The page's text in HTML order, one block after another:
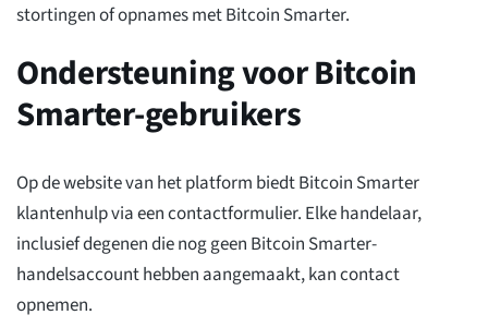
stortingen of opnames met Bitcoin Smarter.
Ondersteuning voor Bitcoin
Smarter-gebruikers
Op de website van het platform biedt Bitcoin Smarter
klantenhulp via een contactformulier. Elke handelaar,
inclusief degenen die nog geen Bitcoin Smarter-
handelsaccount hebben aangemaakt, kan contact
opnemen.